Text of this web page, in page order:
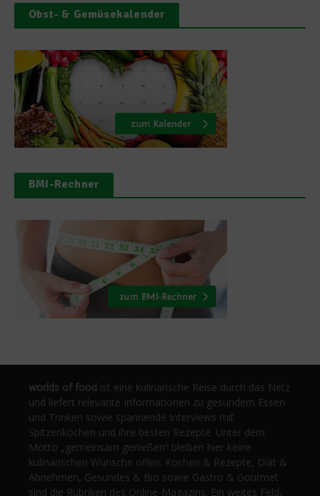
Obst- & Gemüsekalender
BMI-Rechner
worlds of food ist eine kulinarische Reise durch das Netz
und liefert relevante Informationen zu gesundem Essen
und Trinken sowie spannende Interviews mit
Spitzenköchen und ihre besten Rezepte. Unter dem
Motto „gemeinsam genießen“ bleiben hier keine
kulinarischen Wünsche offen. Kochen & Rezepte, Diät &
Abnehmen, Gesundes & Bio sowie Gastro & Gourmet
sind die Rubriken des Online-Magazins. Ein weites Feld,